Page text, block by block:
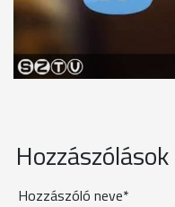
Hozzászólások
Hozzászóló neve*